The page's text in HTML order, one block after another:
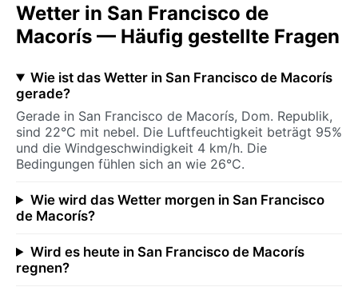
Wetter in San Francisco de
Macorís — Häufig gestellte Fragen
Wie ist das Wetter in San Francisco de Macorís
gerade?
Gerade in San Francisco de Macorís, Dom. Republik,
sind 22°C mit nebel. Die Luftfeuchtigkeit beträgt 95%
und die Windgeschwindigkeit 4 km/h. Die
Bedingungen fühlen sich an wie 26°C.
Wie wird das Wetter morgen in San Francisco
de Macorís?
Wird es heute in San Francisco de Macorís
regnen?